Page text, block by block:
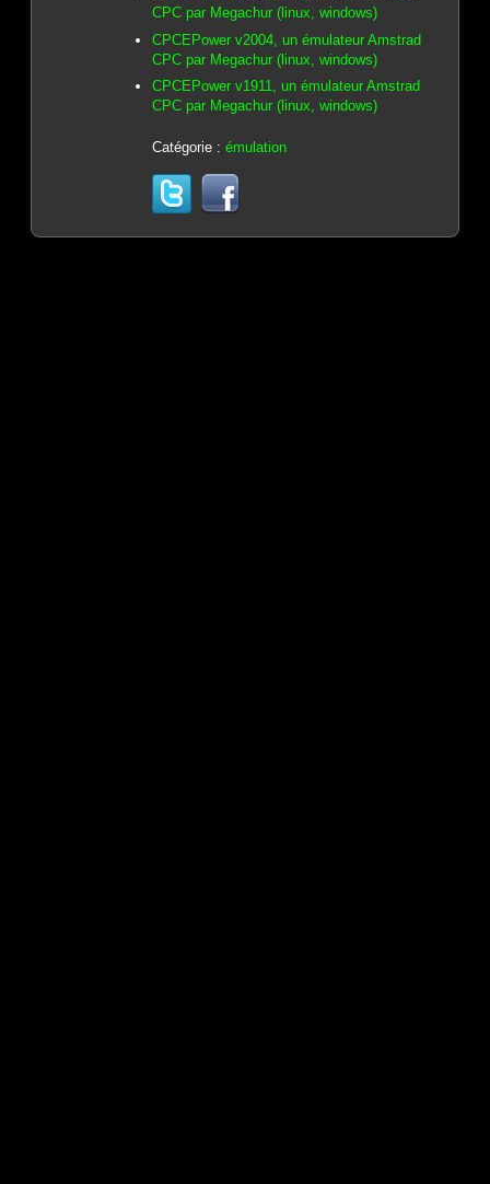
CPC par Megachur (linux, windows)
CPCEPower v2004, un émulateur Amstrad
CPC par Megachur (linux, windows)
CPCEPower v1911, un émulateur Amstrad
CPC par Megachur (linux, windows)
Catégorie : émulation